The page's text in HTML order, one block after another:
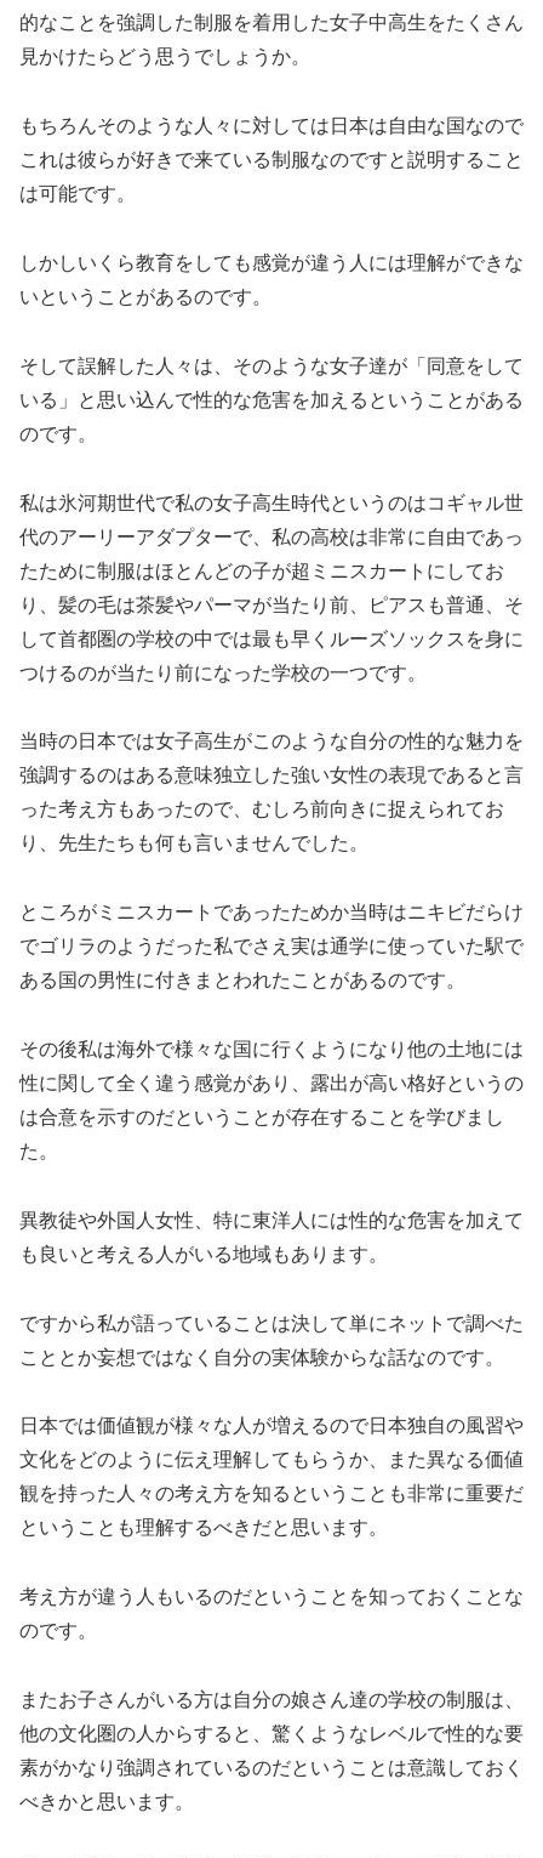
的なことを強調した制服を着用した女子中高生をたくさん
見かけたらどう思うでしょうか。
もちろんそのような人々に対しては日本は自由な国なので
これは彼らが好きで来ている制服なのですと説明すること
は可能です。
しかしいくら教育をしても感覚が違う人には理解ができな
いということがあるのです。
そして誤解した人々は、そのような女子達が「同意をして
いる」と思い込んで性的な危害を加えるということがある
のです。
私は氷河期世代で私の女子高生時代というのはコギャル世
代のアーリーアダプターで、私の高校は非常に自由であっ
たために制服はほとんどの子が超ミニスカートにしてお
り、髪の毛は茶髪やパーマが当たり前、ピアスも普通、そ
して首都圏の学校の中では最も早くルーズソックスを身に
つけるのが当たり前になった学校の一つです。
当時の日本では女子高生がこのような自分の性的な魅力を
強調するのはある意味独立した強い女性の表現であると言
った考え方もあったので、むしろ前向きに捉えられてお
り、先生たちも何も言いませんでした。
ところがミニスカートであったためか当時はニキビだらけ
でゴリラのようだった私でさえ実は通学に使っていた駅で
ある国の男性に付きまとわれたことがあるのです。
その後私は海外で様々な国に行くようになり他の土地には
性に関して全く違う感覚があり、露出が高い格好というの
は合意を示すのだということが存在することを学びまし
た。
異教徒や外国人女性、特に東洋人には性的な危害を加えて
も良いと考える人がいる地域もあります。
ですから私が語っていることは決して単にネットで調べた
こととか妄想ではなく自分の実体験からな話なのです。
日本では価値観が様々な人が増えるので日本独自の風習や
文化をどのように伝え理解してもらうか、また異なる価値
観を持った人々の考え方を知るということも非常に重要だ
ということも理解するべきだと思います。
考え方が違う人もいるのだということを知っておくことな
のです。
またお子さんがいる方は自分の娘さん達の学校の制服は、
他の文化圏の人からすると、驚くようなレベルで性的な要
素がかなり強調されているのだということは意識しておく
べきかと思います。